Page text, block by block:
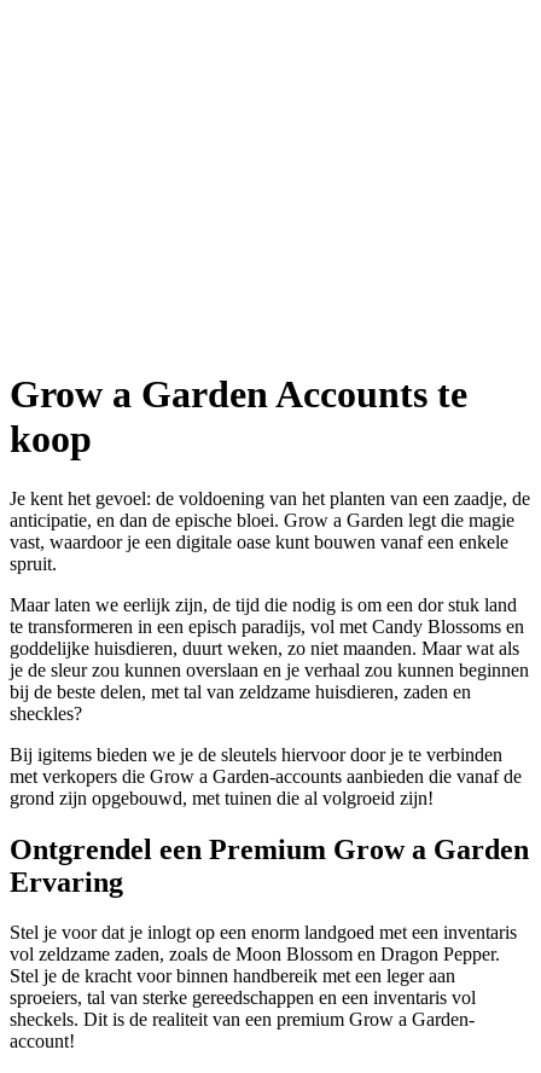
Grow a Garden Accounts te
koop
Je kent het gevoel: de voldoening van het planten van een zaadje, de
anticipatie, en dan de epische bloei. Grow a Garden legt die magie
vast, waardoor je een digitale oase kunt bouwen vanaf een enkele
spruit.
Maar laten we eerlijk zijn, de tijd die nodig is om een dor stuk land
te transformeren in een episch paradijs, vol met Candy Blossoms en
goddelijke huisdieren, duurt weken, zo niet maanden. Maar wat als
je de sleur zou kunnen overslaan en je verhaal zou kunnen beginnen
bij de beste delen, met tal van zeldzame huisdieren, zaden en
sheckles?
Bij igitems bieden we je de sleutels hiervoor door je te verbinden
met verkopers die Grow a Garden-accounts aanbieden die vanaf de
grond zijn opgebouwd, met tuinen die al volgroeid zijn!
Ontgrendel een Premium Grow a Garden
Ervaring
Stel je voor dat je inlogt op een enorm landgoed met een inventaris
vol zeldzame zaden, zoals de Moon Blossom en Dragon Pepper.
Stel je de kracht voor binnen handbereik met een leger aan
sproeiers, tal van sterke gereedschappen en een inventaris vol
sheckels. Dit is de realiteit van een premium Grow a Garden-
account!